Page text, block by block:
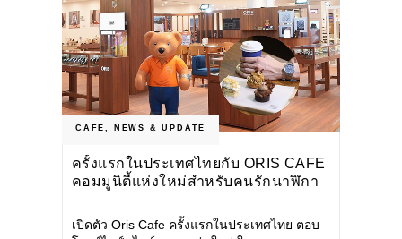
CAFE, NEWS & UPDATE
ครั้งแรกในประเทศไทยกับ ORIS CAFE
คอมมูนิตี้แห่งใหม่สำหรับคนรักนาฬิกา
เปิดตัว Oris Cafe ครั้งแรกในประเทศไทย ตอบ